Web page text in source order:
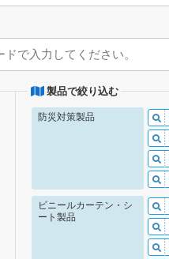
製品で絞り込む
防災対策製品
ビニールカーテン・シ
ート製品